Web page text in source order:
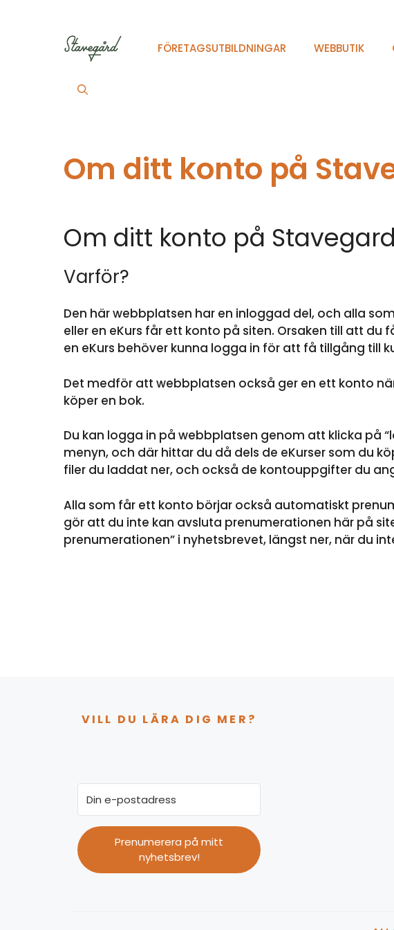
FÖRETAGSUTBILDNINGAR WEBBUTIK
Om ditt konto på
Om ditt konto på
Varför?
Den här webbplatsen har en inloggad del, och alla
eller en eKurs får ett konto på siten. Orsaken till att
en eKurs behöver kunna logga in för att få tillgång till
Det medför att webbplatsen också ger en ett konto
köper en bok.
Du kan logga in på webbplatsen genom att klicka på
menyn, och där hittar du då dels de eKurser som du
filer du laddat ner, och också de kontouppgifter du
Alla som får ett konto börjar också automatiskt
gör att du inte kan avsluta prenumerationen här på
prenumerationen” i nyhetsbrevet, längst ner, när du
VILL DU LÄRA DIG MER?
Prenumerera på mitt
nyhetsbrev!